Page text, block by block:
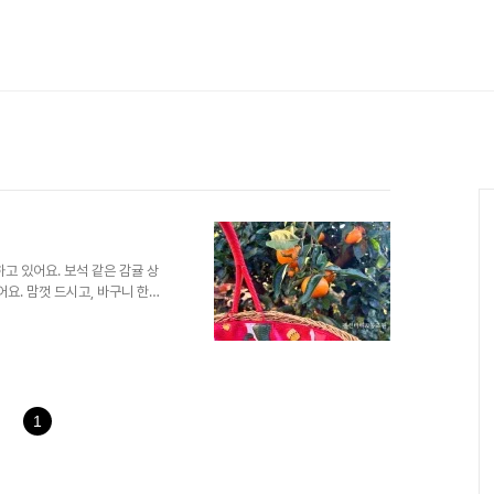
있어요. 보석 같은 감귤 상
요. 맘껏 드시고, 바구니 한가
1